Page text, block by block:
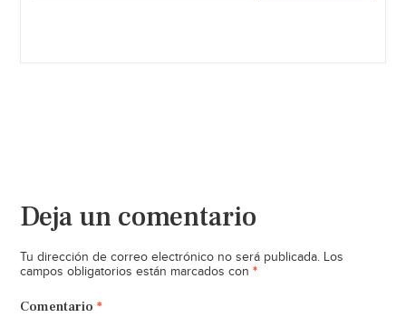
Deja un comentario
Tu dirección de correo electrónico no será publicada. Los
campos obligatorios están marcados con *
Comentario *